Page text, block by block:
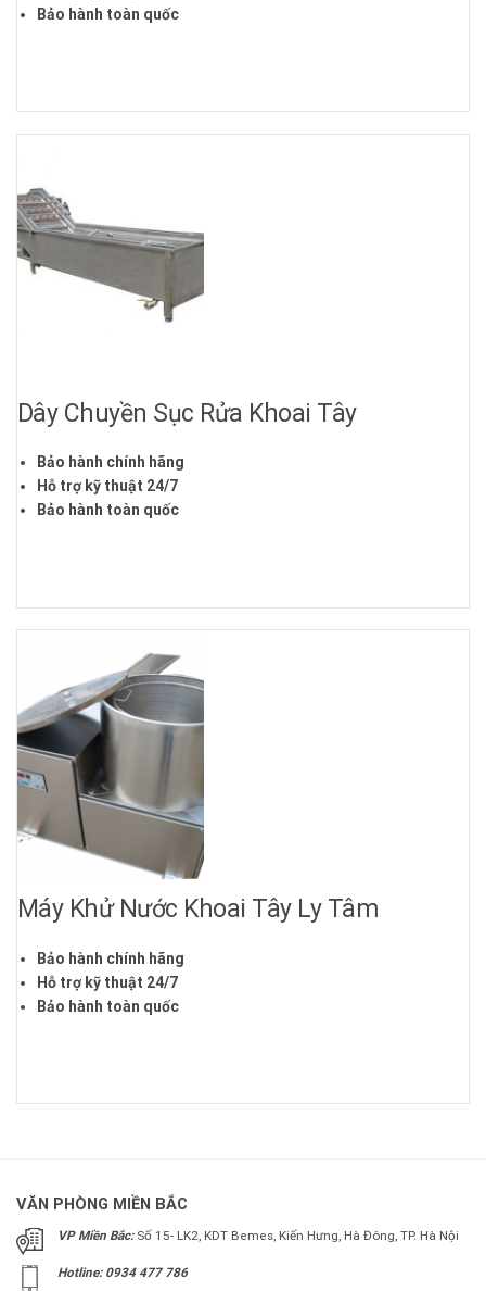
Bảo hành toàn quốc
Dây Chuyền Sục Rửa Khoai Tây
Bảo hành chính hãng
Hỗ trợ kỹ thuật 24/7
Bảo hành toàn quốc
Máy Khử Nước Khoai Tây Ly Tâm
Bảo hành chính hãng
Hỗ trợ kỹ thuật 24/7
Bảo hành toàn quốc
VĂN PHÒNG MIỀN BẮC
VP Miền Bắc:Số 15- LK2, KDT Bemes, Kiến Hưng, Hà Đông, TP. Hà Nội
Hotline: 0934 477 786